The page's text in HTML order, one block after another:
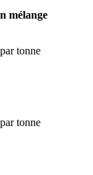
mélange
par tonne
par tonne